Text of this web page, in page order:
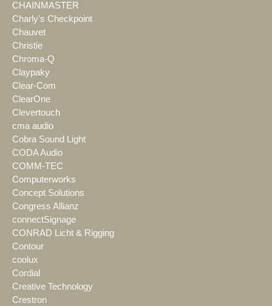
CHAINMASTER
Charly's Checkpoint
Chauvet
Christie
Chroma-Q
Claypaky
Clear-Com
ClearOne
Clevertouch
cma audio
Cobra Sound Light
CODA Audio
COMM-TEC
Computerworks
Concept Solutions
Congress Allianz
connectSignage
CONRAD Licht & Rigging
Contour
coolux
Cordial
Creative Technology
Crestron